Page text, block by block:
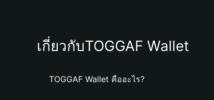
เกี่ยวกับTOGGAF Wallet
TOGGAF Wallet คืออะไร?